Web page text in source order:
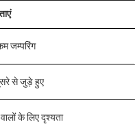
जम्परिंग
से जुड़े हुए
के लिए दृश्यता